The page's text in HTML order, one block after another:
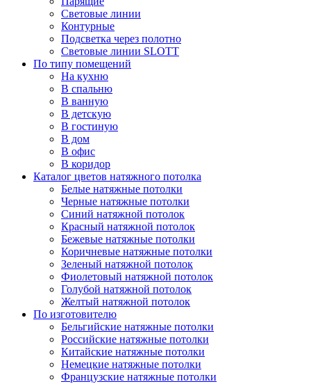
Световые линии
Контурные
Подсветка через полотно
Световые линии SLOTT
По типу помещений
На кухню
В спальню
В ванную
В детскую
В гостиную
В дом
В офис
В коридор
Каталог цветов натяжного потолка
Белые натяжные потолки
Черные натяжные потолки
Синий натяжной потолок
Красный натяжной потолок
Бежевые натяжные потолки
Коричневые натяжные потолки
Зеленый натяжной потолок
Фиолетовый натяжной потолок
Голубой натяжной потолок
Желтый натяжной потолок
По изготовителю
Бельгийские натяжные потолки
Российские натяжные потолки
Китайские натяжные потолки
Немецкие натяжные потолки
Французские натяжные потолки